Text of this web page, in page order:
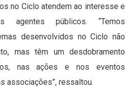
no Ciclo atendem ao interesse e
agentes públicos. “Temos
desenvolvidos no Ciclo não
mas têm um desdobramento
nas ações e nos eventos
associações”, ressaltou.